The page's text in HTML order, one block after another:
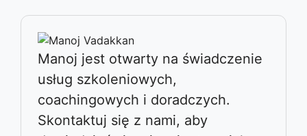
Manoj jest otwarty na świadczenie
usług szkoleniowych,
coachingowych i doradczych.
Skontaktuj się z nami, aby